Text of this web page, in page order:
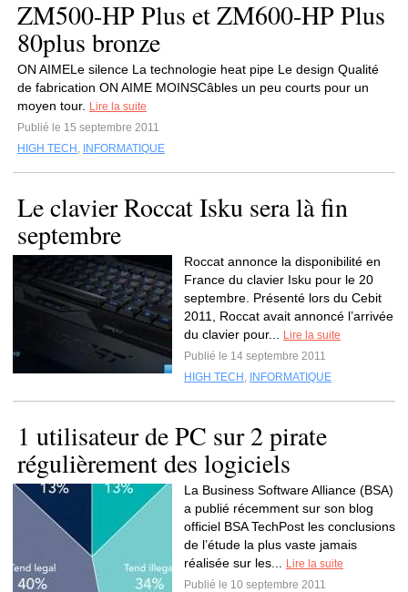
ZM500-HP Plus et ZM600-HP Plus
80plus bronze
ON AIMELe silence La technologie heat pipe Le design Qualité
de fabrication ON AIME MOINSCâbles un peu courts pour un
moyen tour.
Lire la suite
Publié le 15 septembre 2011
HIGH TECH , INFORMATIQUE
Le clavier Roccat Isku sera là fin
septembre
Roccat annonce la disponibilité en
France du clavier Isku pour le 20
septembre. Présenté lors du Cebit
2011, Roccat avait annoncé l’arrivée
du clavier pour...
Lire la suite
Publié le 14 septembre 2011
HIGH TECH , INFORMATIQUE
1 utilisateur de PC sur 2 pirate
régulièrement des logiciels
La Business Software Alliance (BSA)
a publié récemment sur son blog
officiel BSA TechPost les conclusions
de l’étude la plus vaste jamais
réalisée sur les...
Lire la suite
Publié le 10 septembre 2011